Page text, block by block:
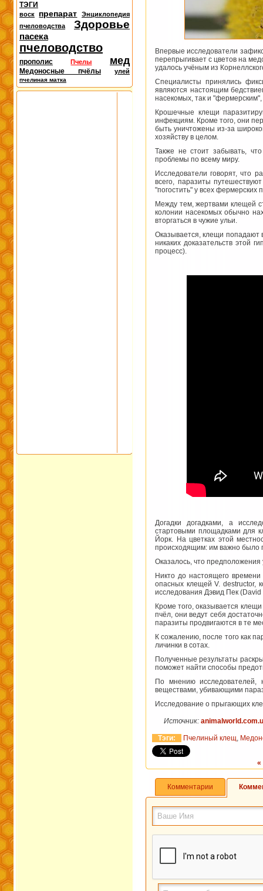
ТЭГИ
воск препарат
Энциклопедия
пчеловодства
Здоровье
пасека
пчеловодство
прополис Пчелы мед
Медоносные пчёлы улей
пчелиная матка
Впервые исследователи
перепрыгивает с цветов на
удалось учёным из
Специалисты принялись
являются настоящим
насекомых, так и
Крошечные клещи
инфекциям. Кроме того, они
быть уничтожены из-за
хозяйству в целом.
Также не стоит забывать,
проблемы по всему миру.
Исследователи говорят, что
всего, паразиты
"погостить" у всех фермерских
Между тем, жертвами клещей
колонии насекомых обычно
вторгаться в чужие ульи.
Оказывается, клещи попадают
никаких доказательств этой
процесс).
Догадки догадками, а
стартовыми площадками для
Йорк. На цветках этой
происходящим: им важно было
Оказалось, что
Никто до настоящего
опасных клещей V. destructor,
исследования Дэвид Пек (David
Кроме того, оказывается
пчёл, они ведут себя
паразиты продвигаются в те
К сожалению, после того как
личинки в сотах.
Полученные результаты
поможет найти способы
По мнению
веществами, убивающими
Исследование о прыгающих
Источник:
Тэги: Пчелиный клещ,
«
Комментарии